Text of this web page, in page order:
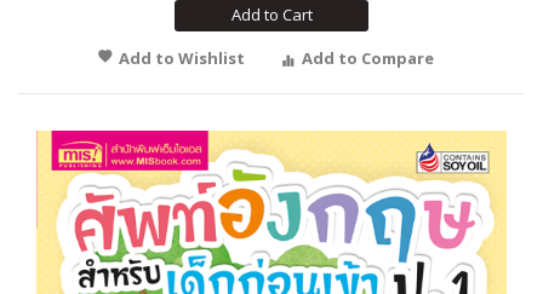
Add to Cart
Add to Wishlist
Add to Compare